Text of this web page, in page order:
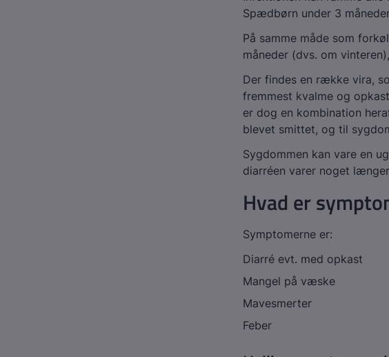
Spædbørn under 3
På samme måde som
måneder (dvs. om
Der findes en række vira,
fremmest kvalme og
er dog en kombination
blevet smittet, og til
Sygdommen kan vare en
diarréen varer noget
Hvad er
Symptomerne er:
Diarré evt. med opkast
Mangel på væske
Mavesmerter
Feber